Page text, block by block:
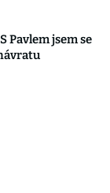
Pavlem jsem se